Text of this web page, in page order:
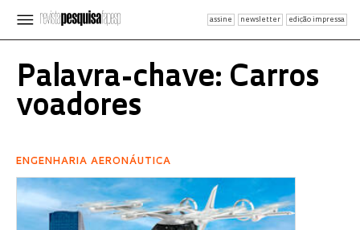
assine newsletter edição impressa
Palavra-chave: Carros
voadores
ENGENHARIA AERONÁUTICA